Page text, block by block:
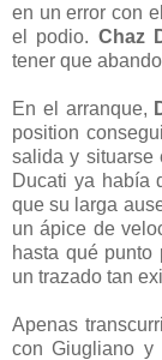
en un error con
el podio. Chaz
tener que
En el arranque,
position
salida y situarse
Ducati ya había
que su larga
un ápice de
hasta qué
un trazado tan
Apenas
con Giugliano y